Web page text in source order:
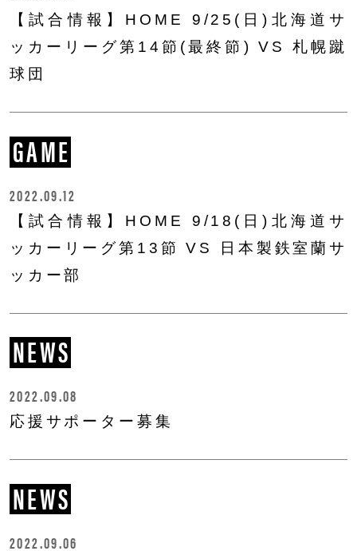
【試合情報】HOME 9/25(日)北海道サ
ッカーリーグ第14節(最終節) VS 札幌蹴
球団
GAME
2022.09.12
【試合情報】HOME 9/18(日)北海道サ
ッカーリーグ第13節 VS 日本製鉄室蘭サ
ッカー部
NEWS
2022.09.08
応援サポーター募集
NEWS
2022.09.06